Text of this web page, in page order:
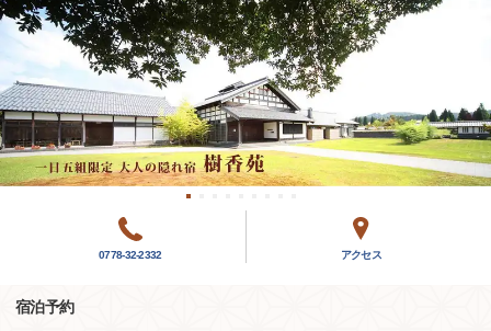
0778-32-2332 アクセス
宿泊予約